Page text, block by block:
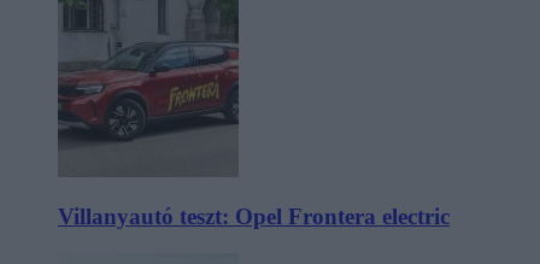
Villanyautó teszt: Opel Frontera electric